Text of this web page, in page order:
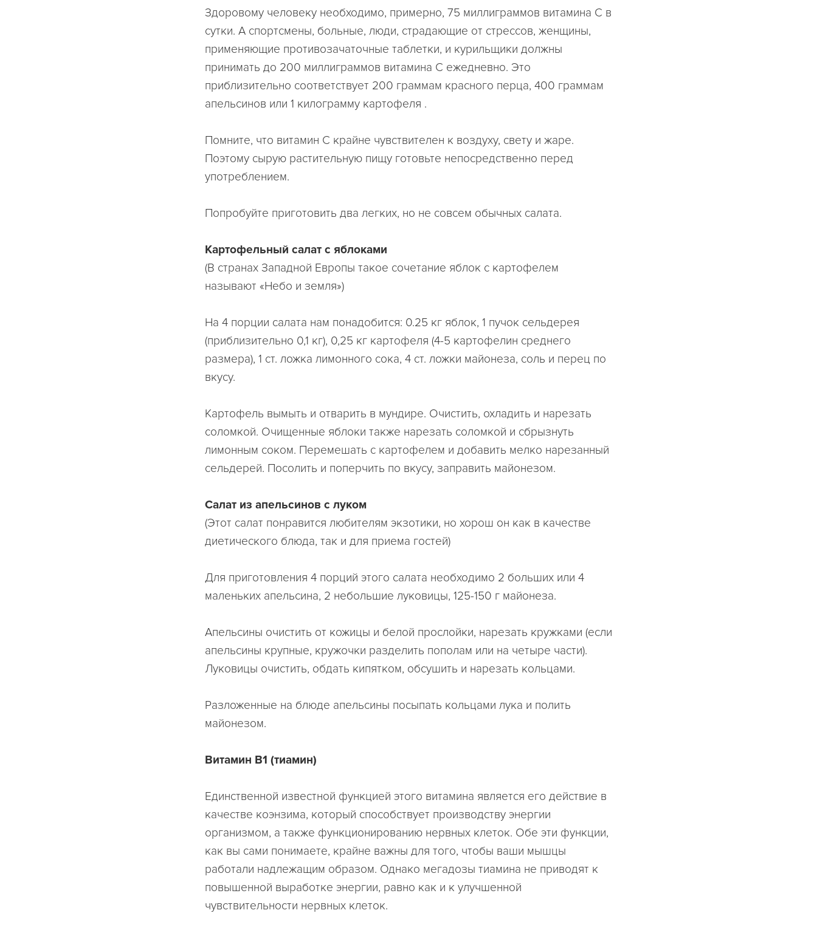
Здоровому человеку необходимо, примерно, 75 миллиграммов витамина С в
сутки. А спортсмены, больные, люди, страдающие от стрессов, женщины,
применяющие противозачаточные таблетки, и курильщики должны
принимать до 200 миллиграммов витамина С ежедневно. Это
приблизительно соответствует 200 граммам красного перца, 400 граммам
апельсинов или 1 килограмму картофеля .
Помните, что витамин С крайне чувствителен к воздуху, свету и жаре.
Поэтому сырую растительную пищу готовьте непосредственно перед
употреблением.
Попробуйте приготовить два легких, но не совсем обычных салата.
Картофельный салат с яблоками
(В странах Западной Европы такое сочетание яблок с картофелем
называют «Небо и земля»)
На 4 порции салата нам понадобится: 0.25 кг яблок, 1 пучок сельдерея
(приблизительно 0,1 кг), 0,25 кг картофеля (4-5 картофелин среднего
размера), 1 ст. ложка лимонного сока, 4 ст. ложки майонеза, соль и перец по
вкусу.
Картофель вымыть и отварить в мундире. Очистить, охладить и нарезать
соломкой. Очищенные яблоки также нарезать соломкой и сбрызнуть
лимонным соком. Перемешать с картофелем и добавить мелко нарезанный
сельдерей. Посолить и поперчить по вкусу, заправить майонезом.
Салат из апельсинов с луком
(Этот салат понравится любителям экзотики, но хорош он как в качестве
диетического блюда, так и для приема гостей)
Для приготовления 4 порций этого салата необходимо 2 больших или 4
маленьких апельсина, 2 небольшие луковицы, 125-150 г майонеза.
Апельсины очистить от кожицы и белой прослойки, нарезать кружками (если
апельсины крупные, кружочки разделить пополам или на четыре части).
Луковицы очистить, обдать кипятком, обсушить и нарезать кольцами.
Разложенные на блюде апельсины посыпать кольцами лука и полить
майонезом.
Витамин В1 (тиамин)
Единственной известной функцией этого витамина является его действие в
качестве коэнзима, который способствует производству энергии
организмом, а также функционированию нервных клеток. Обе эти функции,
как вы сами понимаете, крайне важны для того, чтобы ваши мышцы
работали надлежащим образом. Однако мегадозы тиамина не приводят к
повышенной выработке энергии, равно как и к улучшенной
чувствительности нервных клеток.